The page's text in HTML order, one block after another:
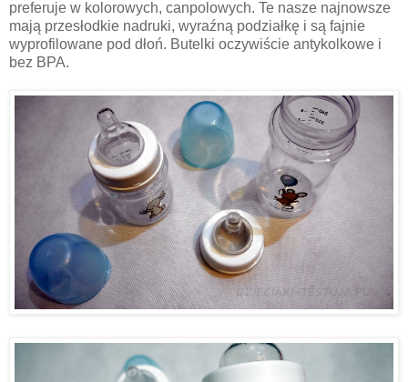
preferuje w kolorowych, canpolowych. Te nasze najnowsze
mają przesłodkie nadruki, wyraźną podziałkę i są fajnie
wyprofilowane pod dłoń. Butelki oczywiście antykolkowe i
bez BPA.